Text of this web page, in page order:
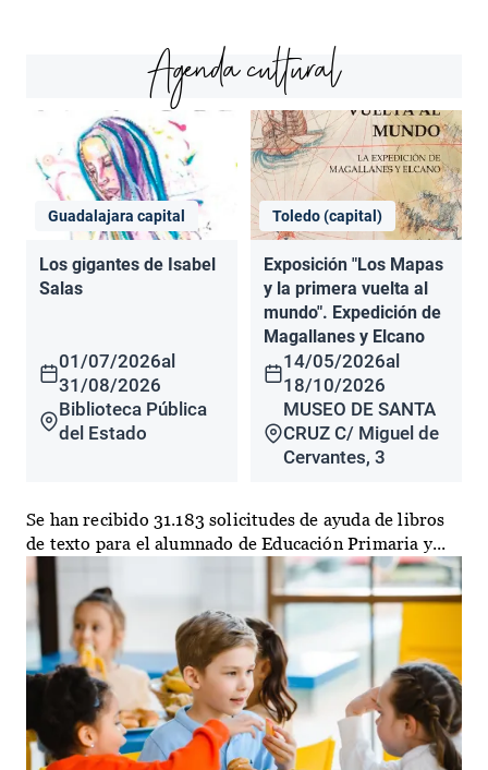
Agenda cultural
Guadalajara capital
Los gigantes de Isabel
Salas
01/07/2026al
31/08/2026
Biblioteca Pública
del Estado
Toledo (capital)
Exposición "Los Mapas
y la primera vuelta al
mundo". Expedición de
Magallanes y Elcano
14/05/2026al
18/10/2026
MUSEO DE SANTA
CRUZ C/ Miguel de
Cervantes, 3
Se han recibido 31.183 solicitudes de ayuda de libros
de texto para el alumnado de Educación Primaria y...